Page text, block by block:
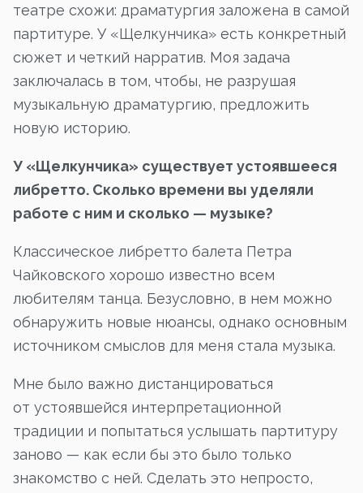
театре схожи: драматургия заложена в самой
партитуре. У «Щелкунчика» есть конкретный
сюжет и четкий нарратив. Моя задача
заключалась в том, чтобы, не разрушая
музыкальную драматургию, предложить
новую историю.
У «Щелкунчика» существует устоявшееся
либретто. Сколько времени вы уделяли
работе с ним и сколько — музыке?
Классическое либретто балета Петра
Чайковского хорошо известно всем
любителям танца. Безусловно, в нем можно
обнаружить новые нюансы, однако основным
источником смыслов для меня стала музыка.
Мне было важно дистанцироваться
от устоявшейся интерпретационной
традиции и попытаться услышать партитуру
заново — как если бы это было только
знакомство с ней. Сделать это непросто,